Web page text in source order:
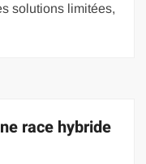
solutions limitées,
race hybride